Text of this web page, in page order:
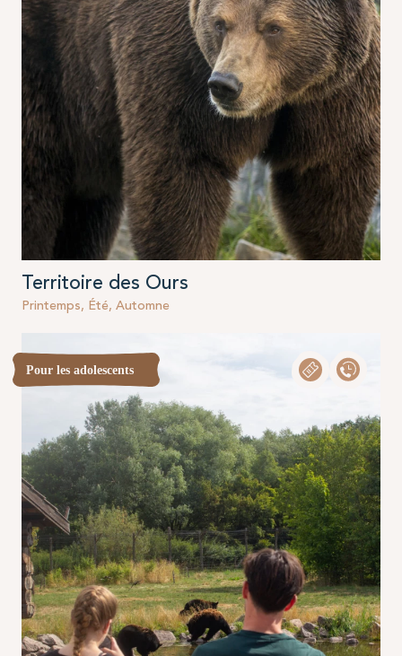
Territoire des Ours
Printemps, Été, Automne
Pour les adolescents